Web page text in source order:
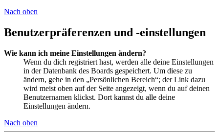
Nach oben
Benutzerpräferenzen und -einstellungen
Wie kann ich meine Einstellungen ändern?
Wenn du dich registriert hast, werden alle deine Einstellungen
in der Datenbank des Boards gespeichert. Um diese zu
ändern, gehe in den „Persönlichen Bereich“; der Link dazu
wird meist oben auf der Seite angezeigt, wenn du auf deinen
Benutzernamen klickst. Dort kannst du alle deine
Einstellungen ändern.
Nach oben